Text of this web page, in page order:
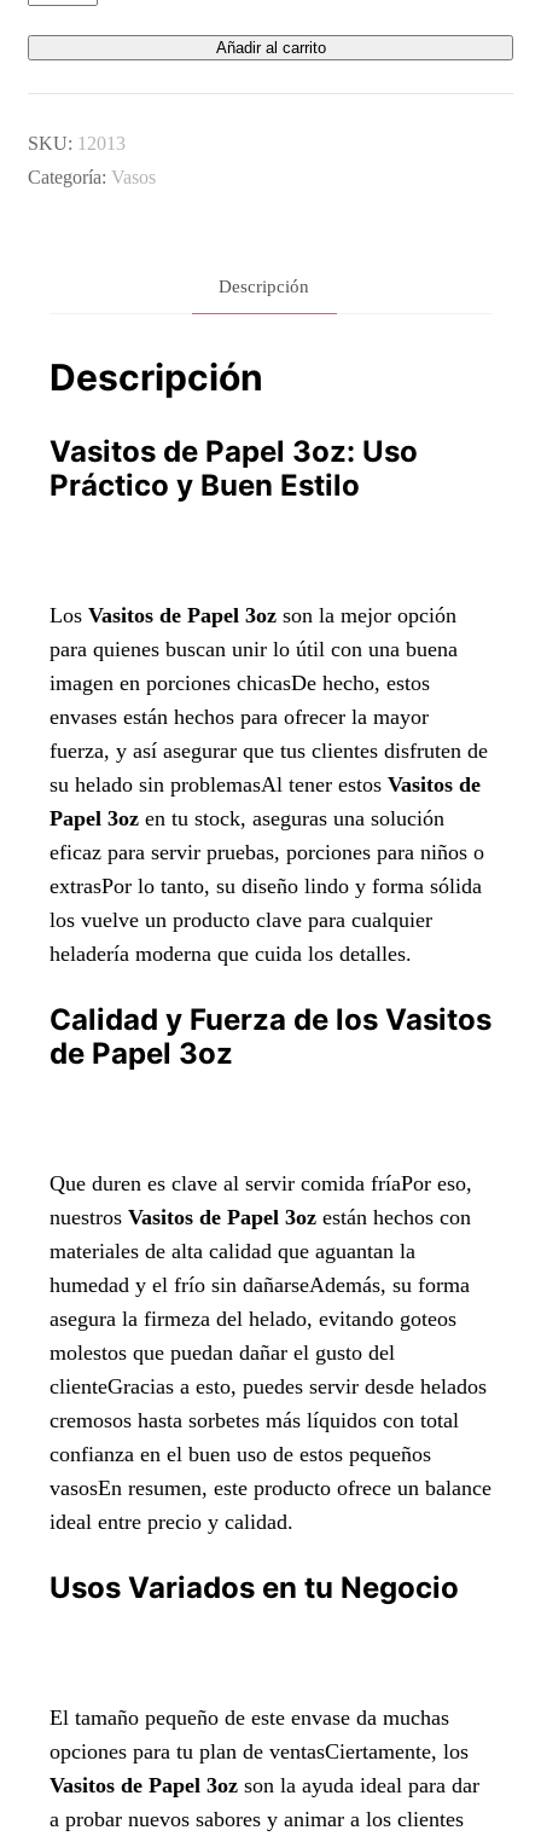
papel
100ml
cantidad
Añadir al carrito
SKU: 12013
Categoría: Vasos
Descripción
Descripción
Vasitos de Papel 3oz: Uso
Práctico y Buen Estilo
Los Vasitos de Papel 3oz son la mejor opción
para quienes buscan unir lo útil con una buena
imagen en porciones chicasDe hecho, estos
envases están hechos para ofrecer la mayor
fuerza, y así asegurar que tus clientes disfruten de
su helado sin problemasAl tener estos Vasitos de
Papel 3oz en tu stock, aseguras una solución
eficaz para servir pruebas, porciones para niños o
extrasPor lo tanto, su diseño lindo y forma sólida
los vuelve un producto clave para cualquier
heladería moderna que cuida los detalles.
Calidad y Fuerza de los Vasitos
de Papel 3oz
Que duren es clave al servir comida fríaPor eso,
nuestros Vasitos de Papel 3oz están hechos con
materiales de alta calidad que aguantan la
humedad y el frío sin dañarseAdemás, su forma
asegura la firmeza del helado, evitando goteos
molestos que puedan dañar el gusto del
clienteGracias a esto, puedes servir desde helados
cremosos hasta sorbetes más líquidos con total
confianza en el buen uso de estos pequeños
vasosEn resumen, este producto ofrece un balance
ideal entre precio y calidad.
Usos Variados en tu Negocio
El tamaño pequeño de este envase da muchas
opciones para tu plan de ventasCiertamente, los
Vasitos de Papel 3oz son la ayuda ideal para dar
a probar nuevos sabores y animar a los clientes